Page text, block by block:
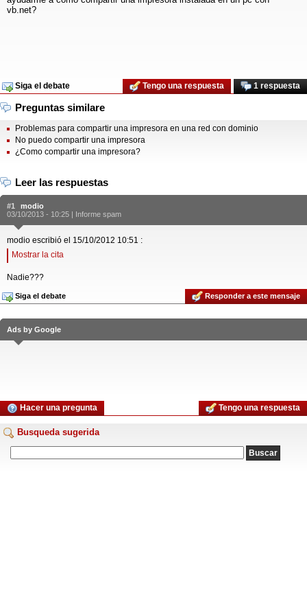
vb.net?
Siga el debate 1 respuesta
Tengo una respuesta
Preguntas similare
Problemas para compartir una impresora en una red con dominio
No puedo compartir una impresora
¿Como compartir una impresora?
Leer las respuestas
#1
modio
03/10/2013 - 10:25 | Informe spam
modio escribió el 15/10/2012 10:51 :
Mostrar la cita
Nadie???
Siga el debate Responder a este mensaje
Ads by Google
Hacer una pregunta Tengo una respuesta
Busqueda sugerida